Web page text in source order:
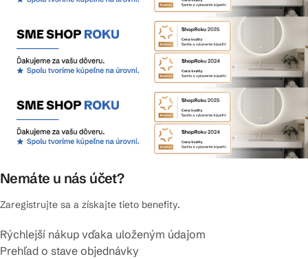
Nemáte u nás účet?
Zaregistrujte sa a získajte tieto benefity.
Rýchlejší nákup vďaka uloženým údajom
Prehľad o stave objednávky